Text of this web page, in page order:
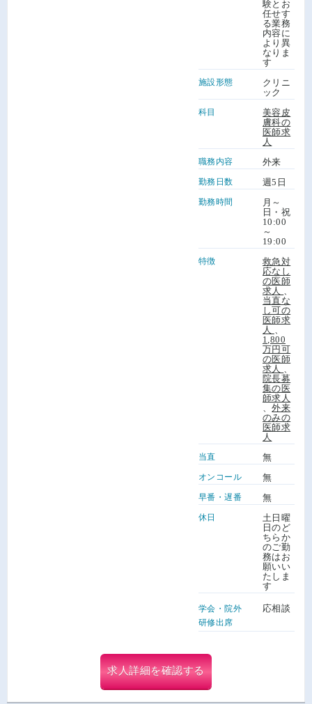
験とお
任せす
る業務
内容に
より異
なりま
す
施設形態
クリニ
ック
科目
美容皮
膚科の
医師求
人
職務内容 外来
勤務日数 週5日
勤務時間
月～
日・祝
10:00
～
19:00
特徴
救急対
応なし
の医師
求人
当直な
し可の
医師求
人
1,800
万円可
の医師
求人
院長募
集の医
師求人
、外来
のみの
医師求
人
当直 無
オンコール 無
早番・遅番 無
休日
土日曜
日のど
ちらか
のご勤
務はお
願いい
たしま
す
学会・院外
研修出席
応相談
求人詳細を確認する